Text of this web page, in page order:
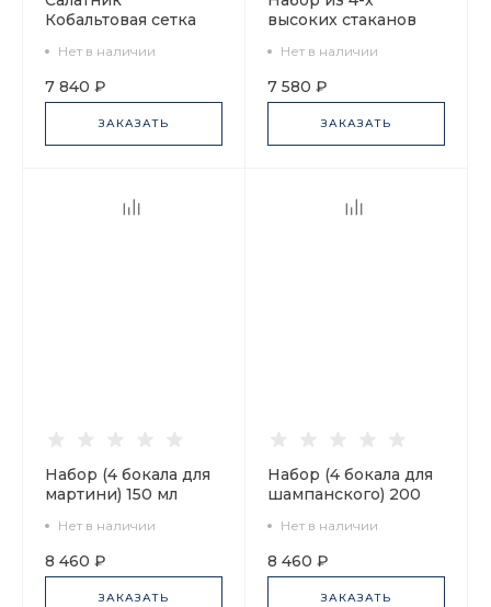
Кобальтовая сетка
Нет в наличии
7 840 ₽
ЗАКАЗАТЬ
высоких стаканов
300 мл арт.
14.11004.07
Нет в наличии
7 580 ₽
ЗАКАЗАТЬ
Набор (4 бокала для
мартини) 150 мл
арт. 14.11002.07
Нет в наличии
8 460 ₽
ЗАКАЗАТЬ
Набор (4 бокала для
шампанского) 200
сетка арт. 14.11005.07
Нет в наличии
8 460 ₽
ЗАКАЗАТЬ